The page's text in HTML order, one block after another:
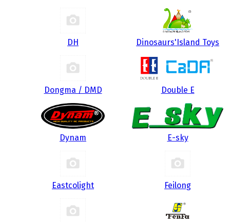
DH Dinosaurs'Island Toys
Dongma / DMD Double E
Dynam E-sky
Eastcolight Feilong